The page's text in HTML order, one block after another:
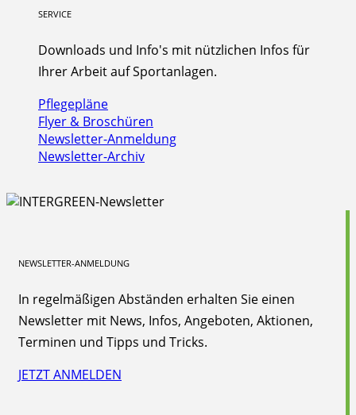
SERVICE
Downloads und Info's mit nützlichen Infos für
Ihrer Arbeit auf Sportanlagen.
Pflegepläne
Flyer & Broschüren
Newsletter-Anmeldung
Newsletter-Archiv
NEWSLETTER-ANMELDUNG
In regelmäßigen Abständen erhalten Sie einen
Newsletter mit News, Infos, Angeboten, Aktionen,
Terminen und Tipps und Tricks.
JETZT ANMELDEN